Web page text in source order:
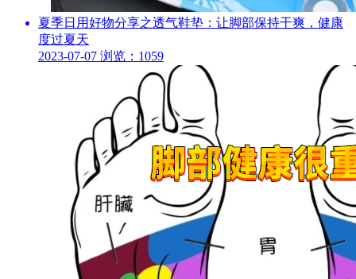
夏季日用好物分享之透气鞋垫：让脚部保持干爽，健康
度过夏天
2023-07-07 浏览：1059